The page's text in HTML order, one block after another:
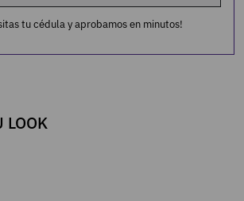
tu cédula y aprobamos en minutos!
LOOK